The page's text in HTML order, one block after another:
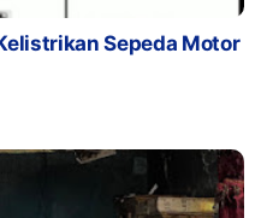
Sepeda Motor